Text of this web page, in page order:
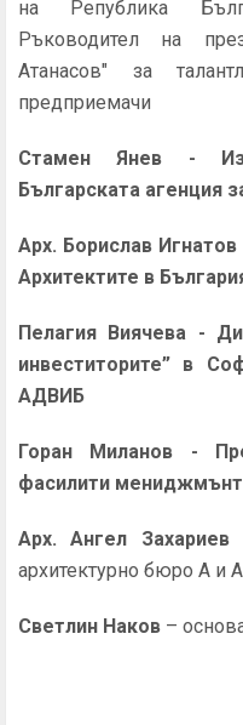
на Република
Ръководител на
Атанасов" за
предприемачи
Стамен Янев -
Българската агенция
Арх. Борислав Игнатов
Архитектите в
Пелагия Виячева -
инвеститорите” в
АДВИБ
Горан Миланов -
фасилити
Арх. Ангел Захариев-
архитектурно бюро А и
Светлин Наков –